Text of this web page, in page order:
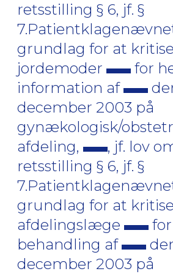
retsstilling § 6, jf. §
grundlag for at
jordemoder
for
information af
december 2003 på
gynækologisk/
afdeling,
, jf. lov
retsstilling § 6, jf. §
grundlag for at
afdelingslæge
behandling af
december 2003 på